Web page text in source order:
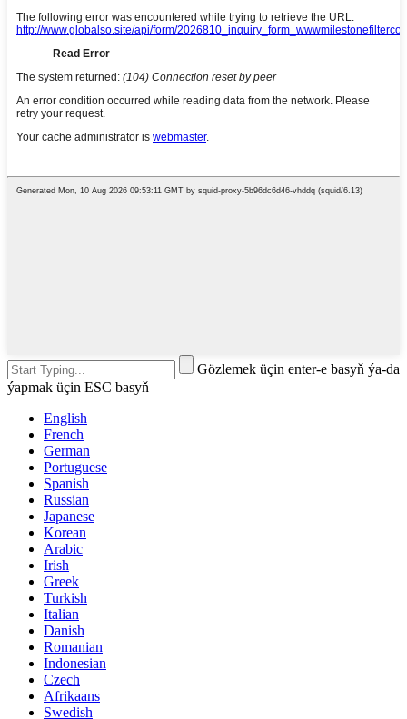
Gözlemek üçin enter-e basyň ýa-da
ýapmak üçin ESC basyň
English
French
German
Portuguese
Spanish
Russian
Japanese
Korean
Arabic
Irish
Greek
Turkish
Italian
Danish
Romanian
Indonesian
Czech
Afrikaans
Swedish